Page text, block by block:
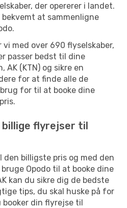
der opererer i landet.
at sammenligne
vi med over 690 flyselskaber,
passer bedst til dine
AK (KTN) og sikre en
for at finde alle de
for til at booke dine
flyrejser til
billigste pris og med den
Opodo til at booke dine
kan du sikre dig de bedste
tips, du skal huske på for
booker din flyrejse til